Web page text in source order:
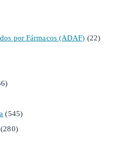
por Fármacos (ADAF) (22)
(545)
(280)